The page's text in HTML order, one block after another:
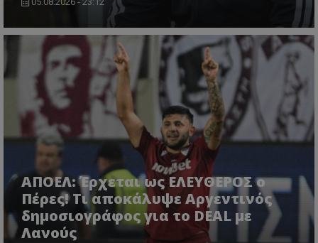
ΑΠΟΕΛ: Έρχεται ως ΕΛΕΥΘΕΡΟΣ ο
Πέρες! Τι αποκάλυψε Αργεντινός
δημοσιογράφος για το DEAL με
Λανούς